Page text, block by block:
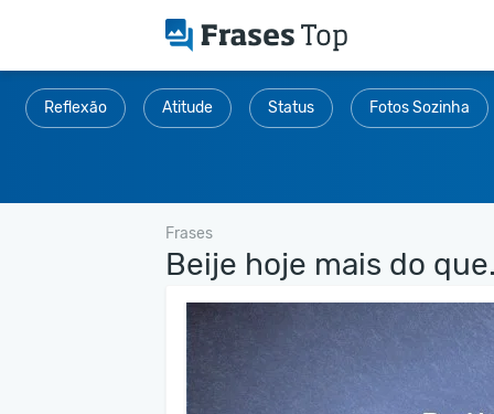
Reflexão Atitude Status Fotos Sozinha
Frases
Beije hoje mais do